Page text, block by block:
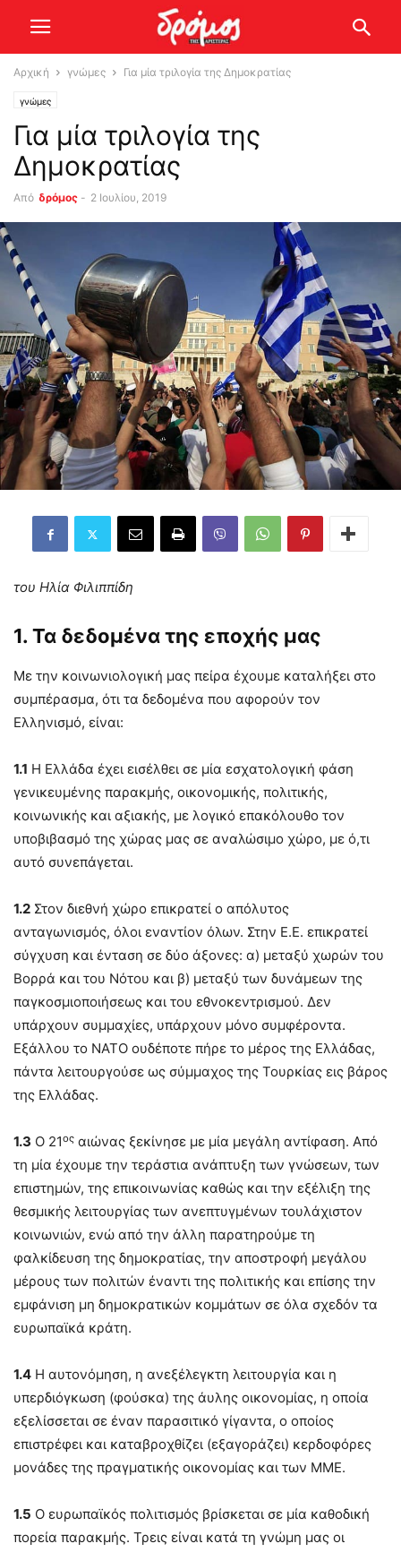
Αρχική γνώμες Για μία τριλογία της Δημοκρατίας
γνώμες
Για μία τριλογία της
Δημοκρατίας
Από δρόμος - 2 Ιουλίου, 2019
του Ηλία Φιλιππίδη
1. Τα δεδομένα της εποχής μας
Με την κοινωνιολογική μας πείρα έχουμε καταλήξει στο
συμπέρασμα, ότι τα δεδομένα που αφορούν τον
Ελληνισμό, είναι:
1.1 Η Ελλάδα έχει εισέλθει σε μία εσχατολογική φάση
γενικευμένης παρακμής, οικονομικής, πολιτικής,
κοινωνικής και αξιακής, με λογικό επακόλουθο τον
υποβιβασμό της χώρας μας σε αναλώσιμο χώρο, με ό,τι
αυτό συνεπάγεται.
1.2 Στον διεθνή χώρο επικρατεί ο απόλυτος
ανταγωνισμός, όλοι εναντίον όλων. Στην Ε.Ε. επικρατεί
σύγχυση και ένταση σε δύο άξονες: α) μεταξύ χωρών του
Βορρά και του Νότου και β) μεταξύ των δυνάμεων της
παγκοσμιοποιήσεως και του εθνοκεντρισμού. Δεν
υπάρχουν συμμαχίες, υπάρχουν μόνο συμφέροντα.
Εξάλλου το ΝΑΤΟ ουδέποτε πήρε το μέρος της Ελλάδας,
πάντα λειτουργούσε ως σύμμαχος της Τουρκίας εις βάρος
της Ελλάδας.
1.3 Ο 21ος αιώνας ξεκίνησε με μία μεγάλη αντίφαση. Από
τη μία έχουμε την τεράστια ανάπτυξη των γνώσεων, των
επιστημών, της επικοινωνίας καθώς και την εξέλιξη της
θεσμικής λειτουργίας των ανεπτυγμένων τουλάχιστον
κοινωνιών, ενώ από την άλλη παρατηρούμε τη
φαλκίδευση της δημοκρατίας, την αποστροφή μεγάλου
μέρους των πολιτών έναντι της πολιτικής και επίσης την
εμφάνιση μη δημοκρατικών κομμάτων σε όλα σχεδόν τα
ευρωπαϊκά κράτη.
1.4 Η αυτονόμηση, η ανεξέλεγκτη λειτουργία και η
υπερδιόγκωση (φούσκα) της άυλης οικονομίας, η οποία
εξελίσσεται σε έναν παρασιτικό γίγαντα, ο οποίος
επιστρέφει και καταβροχθίζει (εξαγοράζει) κερδοφόρες
μονάδες της πραγματικής οικονομίας και των ΜΜΕ.
1.5 Ο ευρωπαϊκός πολιτισμός βρίσκεται σε μία καθοδική
πορεία παρακμής. Τρεις είναι κατά τη γνώμη μας οι